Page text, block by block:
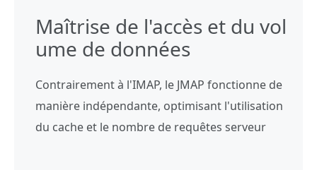
Maîtrise de l'accès et du vol
ume de données
Contrairement à l'IMAP, le JMAP fonctionne de
manière indépendante, optimisant l'utilisation
du cache et le nombre de requêtes serveur